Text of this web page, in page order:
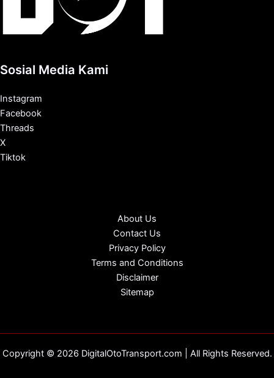
Sosial Media Kami
Instagram
Facebook
Threads
X
Tiktok
About Us
Contact Us
Privacy Policy
Terms and Conditions
Disclaimer
Sitemap
Copyright © 2026 DigitalOtoTransport.com | All Rights Reserved.